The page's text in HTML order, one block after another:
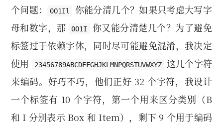
个问题：
0O1Il
你能分清几个？如果只考虑大写字
母和数字，那
0O1I
你又能分清楚几个？为了避免
标签过于依赖字体，同时尽可能避免混淆，我决定
使用
23456789ABCDEFGHJKLMNPQRSTUVWXYZ
这几个字符
来编码。好巧不巧，他们正好 32 个字符，我设计
一个标签有 10 个字符，第一个用来区分类别（B
和 I 分别表示 Box 和 Item），剩下 9 个用于编码